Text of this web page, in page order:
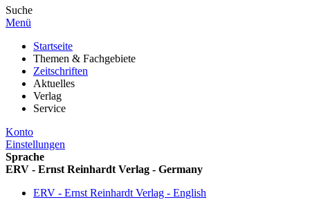
Suche
Menü
Startseite
Themen & Fachgebiete
Zeitschriften
Aktuelles
Verlag
Service
Konto
Einstellungen
Sprache
ERV - Ernst Reinhardt Verlag - Germany
ERV - Ernst Reinhardt Verlag - English